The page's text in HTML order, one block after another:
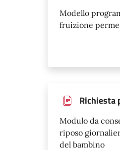
Modello
fruizione
Richiesta
Modulo da
riposo
del bambino